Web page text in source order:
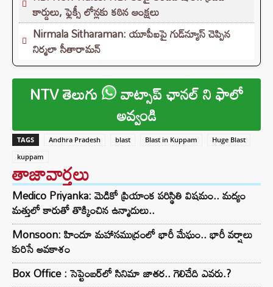
కార్డులు, ఫ్లెక్సీ లోన్లకు కఠిన ఆంక్షలు
Nirmala Sitharaman: యూపీఐపై గుడ్‌న్యూస్ చెప్పిన
నిర్మలా సీతారామన్
NTV తెలుగు వాట్సాప్ ఛానల్ ని ఫాలో
అవ్వండి
TAGS Andhra Pradesh blast Blast in Kuppam
Huge Blast
kuppam
తాజావార్తలు
Medico Priyanka: మెడికో ప్రియాంక పరిస్థితి విషమం.. మద్యం
మత్తులో కారుతో తొక్కించిన ఉన్మాదులు..
Monsoon: హిందూ మహాసముద్రంలో భారీ మేఘం.. భారీ వర్షాలు
కురిసే అవకాశం
Box Office : సెప్టెంబర్‌లో సినిమా జాతర.. గెలిచేది ఎవరు.?